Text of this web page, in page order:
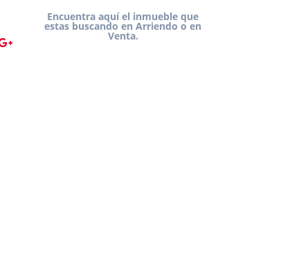
Encuentra aquí el inmueble que
estas buscando en Arriendo o en
Venta.